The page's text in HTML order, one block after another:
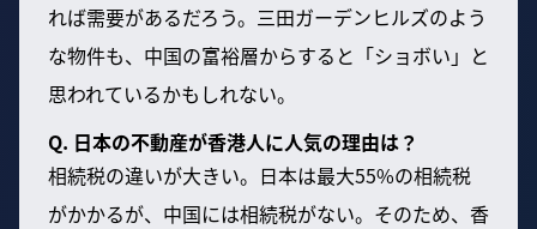
れば需要があるだろう。三田ガーデンヒルズのよう
な物件も、中国の富裕層からすると「ショボい」と
思われているかもしれない。
Q. 日本の不動産が香港人に人気の理由は？
相続税の違いが大きい。日本は最大55%の相続税
がかかるが、中国には相続税がない。そのため、香